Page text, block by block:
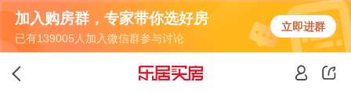
加入购房群，专家带你选好房
已有139005人加入微信群参与讨论
立即进群